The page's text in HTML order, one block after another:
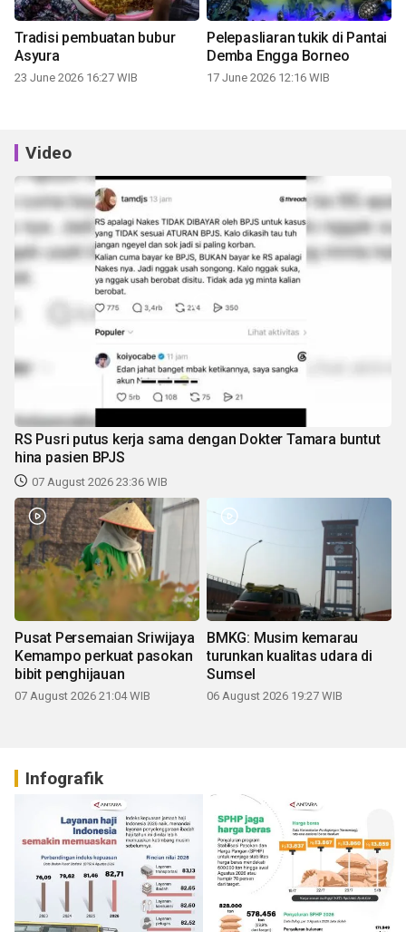
Tradisi pembuatan bubur
Asyura
23 June 2026 16:27 WIB
Pelepasliaran tukik di Pantai
Demba Engga Borneo
17 June 2026 12:16 WIB
Video
RS Pusri putus kerja sama dengan Dokter Tamara buntut
hina pasien BPJS
07 August 2026 23:36 WIB
Pusat Persemaian Sriwijaya
Kemampo perkuat pasokan
bibit penghijauan
07 August 2026 21:04 WIB
BMKG: Musim kemarau
turunkan kualitas udara di
Sumsel
06 August 2026 19:27 WIB
Infografik